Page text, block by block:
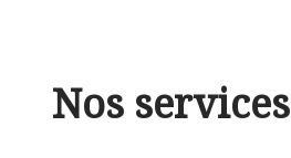
Nos services